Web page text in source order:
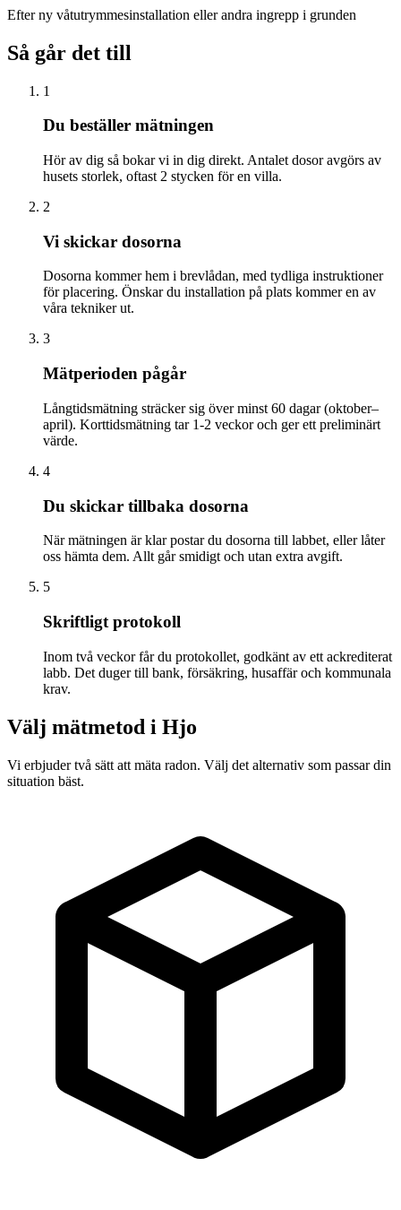
Efter ny våtutrymmesinstallation eller andra ingrepp i grunden
Så går det till
1
Du beställer mätningen
Hör av dig så bokar vi in dig direkt. Antalet dosor avgörs av
husets storlek, oftast 2 stycken för en villa.
2
Vi skickar dosorna
Dosorna kommer hem i brevlådan, med tydliga instruktioner
för placering. Önskar du installation på plats kommer en av
våra tekniker ut.
3
Mätperioden pågår
Långtidsmätning sträcker sig över minst 60 dagar (oktober–
april). Korttidsmätning tar 1-2 veckor och ger ett preliminärt
värde.
4
Du skickar tillbaka dosorna
När mätningen är klar postar du dosorna till labbet, eller låter
oss hämta dem. Allt går smidigt och utan extra avgift.
5
Skriftligt protokoll
Inom två veckor får du protokollet, godkänt av ett ackrediterat
labb. Det duger till bank, försäkring, husaffär och kommunala
krav.
Välj mätmetod i Hjo
Vi erbjuder två sätt att mäta radon. Välj det alternativ som passar din
situation bäst.